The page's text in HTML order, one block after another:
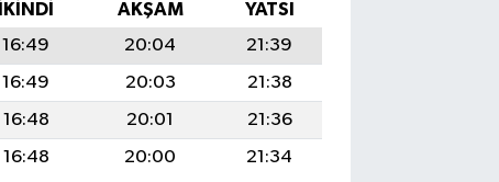
İKINDI AKŞAM
YATSI
16:49 20:04
21:39
16:49 20:03
21:38
16:48 20:01
21:36
16:48 20:00 21:34